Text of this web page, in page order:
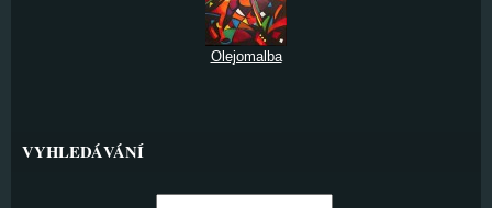
Olejomalba
VYHLEDÁVÁNÍ